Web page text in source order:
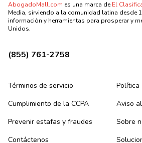
AbogadoMall.com es una marca deEl
Media, sirviendo a la comunidad latina desde
información y herramientas para prosperar y
Unidos.
(855) 761-2758
Términos de servicio
Política
Cumplimiento de la CCPA
Aviso
Prevenir estafas y fraudes
Sobre
Contáctenos